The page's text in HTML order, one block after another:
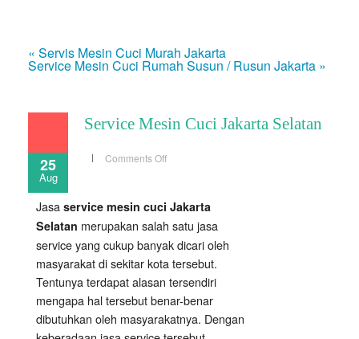
« Servis Mesin Cuci Murah Jakarta
Service Mesin Cuci Rumah Susun / Rusun Jakarta »
25
Aug
Service Mesin Cuci Jakarta Selatan
Comments Offon
Selatan
Jasa service mesin cuci Jakarta
Selatan merupakan salah satu jasa
service yang cukup banyak dicari oleh
masyarakat di sekitar kota tersebut.
Tentunya terdapat alasan tersendiri
mengapa hal tersebut benar-benar
dibutuhkan oleh masyarakatnya. Dengan